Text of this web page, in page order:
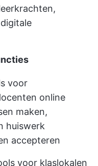
voor
online
maken,
huiswerk
accepteren
voor klaslokalen